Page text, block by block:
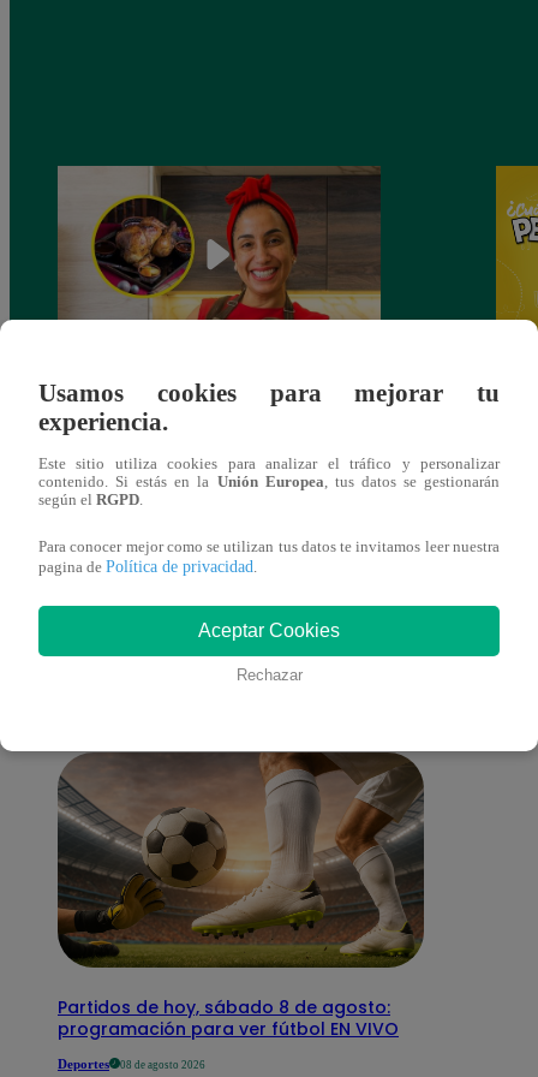
¿Por qué Nelly Rossinelli se volvió viral
antes de Navidad?
Nelly
También te puede
interesar
Partidos de hoy, sábado 8 de agosto:
programación para ver fútbol EN VIVO
Deportes 08 de agosto 2026
Usamos cookies para mejorar tu
experiencia.
Este sitio utiliza cookies para analizar el tráfico y personalizar
contenido. Si estás en la Unión Europea, tus datos se gestionarán
según el RGPD.
Para conocer mejor como se utilizan tus datos te invitamos leer nuestra
pagina de Política de privacidad.
Aceptar Cookies
Rechazar